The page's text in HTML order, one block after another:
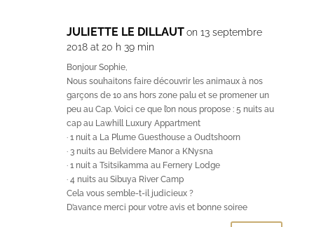
JULIETTE LE DILLAUT on 13 septembre
2018 at 20 h 39 min
Bonjour Sophie,
Nous souhaitons faire découvrir les animaux à nos
garçons de 10 ans hors zone palu et se promener un
peu au Cap. Voici ce que l’on nous propose : 5 nuits au
cap au Lawhill Luxury Appartment
· 1 nuit a La Plume Guesthouse a Oudtshoorn
· 3 nuits au Belvidere Manor a KNysna
· 1 nuit a Tsitsikamma au Fernery Lodge
· 4 nuits au Sibuya River Camp
Cela vous semble-t-il judicieux ?
D’avance merci pour votre avis et bonne soiree